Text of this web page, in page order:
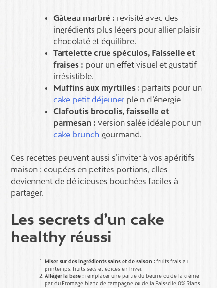
Gâteau marbré : revisité avec des
ingrédients plus légers pour allier plaisir
chocolaté et équilibre.
Tartelette crue spéculos, Faisselle et
fraises : pour un effet visuel et gustatif
irrésistible.
Muffins aux myrtilles : parfaits pour un
cake petit déjeuner plein d’énergie.
Clafoutis brocolis, faisselle et
parmesan : version salée idéale pour un
cake brunch gourmand.
Ces recettes peuvent aussi s’inviter à vos apéritifs
maison : coupées en petites portions, elles
deviennent de délicieuses bouchées faciles à
partager.
Les secrets d’un cake
healthy réussi
Miser sur des ingrédients sains et de saison : fruits frais au
printemps, fruits secs et épices en hiver.
Alléger la base : remplacer une partie du beurre ou de la crème
par du Fromage blanc de campagne ou de la Faisselle 0% Rians.